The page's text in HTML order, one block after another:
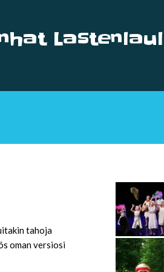
tahoja
oman versiosi